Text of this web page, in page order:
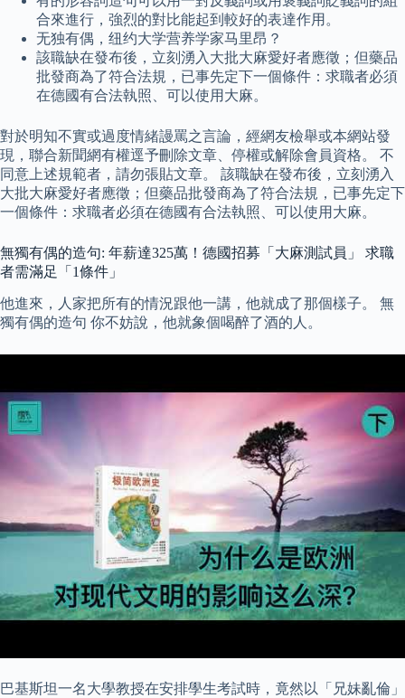
合來進行，強烈的對比能起到較好的表達作用。
无独有偶，纽约大学营养学家马里昂？
該職缺在發布後，立刻湧入大批大麻愛好者應徵；但藥品
批發商為了符合法規，已事先定下一個條件：求職者必須
在德國有合法執照、可以使用大麻。
對於明知不實或過度情緒謾罵之言論，經網友檢舉或本網站發
現，聯合新聞網有權逕予刪除文章、停權或解除會員資格。 不
同意上述規範者，請勿張貼文章。 該職缺在發布後，立刻湧入
大批大麻愛好者應徵；但藥品批發商為了符合法規，已事先定下
一個條件：求職者必須在德國有合法執照、可以使用大麻。
無獨有偶的造句: 年薪達325萬！德國招募「大麻測試員」 求職
者需滿足「1條件」
他進來，人家把所有的情況跟他一講，他就成了那個樣子。 無
獨有偶的造句 你不妨說，他就象個喝醉了酒的人。
巴基斯坦一名大學教授在安排學生考試時，竟然以「兄妹亂倫」